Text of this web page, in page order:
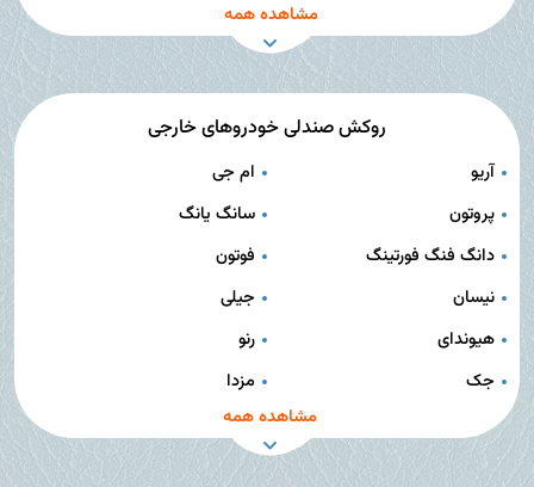
مشاهده همه
روکش صندلی خودروهای خارجی
آریو
ام جی
پروتون
سانگ یانگ
دانگ فنگ فورتینگ
فوتون
نیسان
جیلی
هیوندای
رنو
جک
مزدا
مشاهده همه